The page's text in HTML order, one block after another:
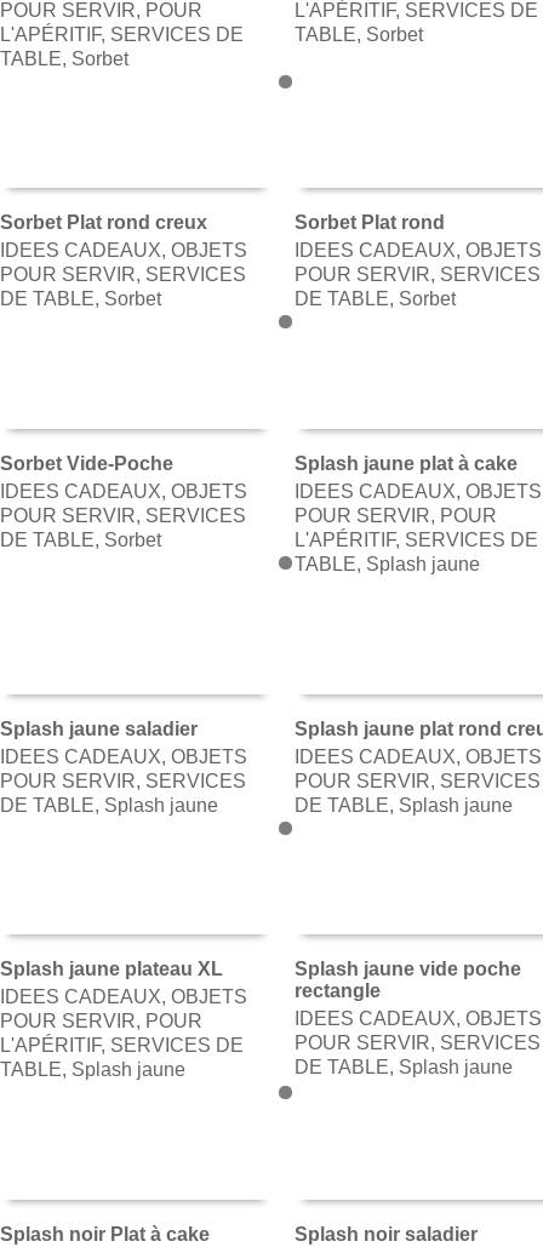
POUR SERVIR, POUR
L'APÉRITIF, SERVICES DE
TABLE, Sorbet
L'APÉRITIF, SERVICES DE
TABLE, Sorbet
AJOUTER AU PANIER
Sorbet Plat rond creux
IDEES CADEAUX, OBJETS
POUR SERVIR, SERVICES
DE TABLE, Sorbet
AJOUTER AU PANIER
Sorbet Plat rond
IDEES CADEAUX,OBJETS
POUR SERVIR, SERVICES
DE TABLE, Sorbet
AJOUTER AU PANIER
Sorbet Vide-Poche
IDEES CADEAUX, OBJETS
POUR SERVIR, SERVICES
DE TABLE, Sorbet
AJOUTER AU PANIER
Splash jaune plat à cake
IDEES CADEAUX,OBJETS
POUR SERVIR, POUR
L'APÉRITIF, SERVICES DE
TABLE, Splash jaune
AJOUTER AU PANIER
Splash jaune saladier
IDEES CADEAUX, OBJETS
POUR SERVIR, SERVICES
DE TABLE, Splash jaune
AJOUTER AU PANIER
Splash jaune plat rond
IDEES CADEAUX,OBJETS
POUR SERVIR, SERVICES
DE TABLE, Splash jaune
AJOUTER AU PANIER
Splash jaune plateau XL
IDEES CADEAUX, OBJETS
POUR SERVIR, POUR
L'APÉRITIF, SERVICES DE
TABLE, Splash jaune
AJOUTER AU PANIER
Splash jaune vide poche
rectangle
IDEES CADEAUX,OBJETS
POUR SERVIR, SERVICES
DE TABLE, Splash jaune
Splash noir Plat à cake
Splash noir saladier